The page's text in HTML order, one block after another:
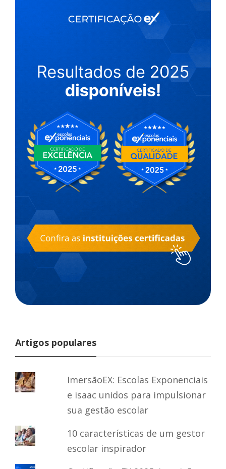
Artigos populares
ImersãoEX: Escolas Exponenciais
e isaac unidos para impulsionar
sua gestão escolar
10 características de um gestor
escolar inspirador